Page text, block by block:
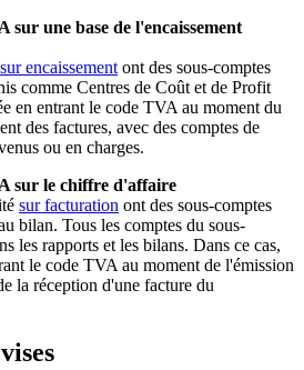
sur une base de l'encaissement
encaissement ont des sous-comptes
comme Centres de Coût et de Profit
en entrant le code TVA au moment du
des factures, avec des comptes de
ou en charges.
sur le chiffre d'affaire
sur facturation ont des sous-comptes
bilan. Tous les comptes du sous-
les rapports et les bilans. Dans ce cas,
le code TVA au moment de l'émission
la réception d'une facture du